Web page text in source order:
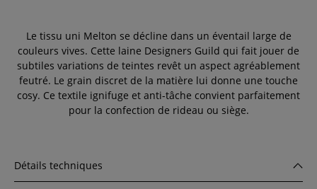
Le tissu uni Melton se décline dans un éventail large de
couleurs vives. Cette laine Designers Guild qui fait jouer de
subtiles variations de teintes revêt un aspect agréablement
feutré. Le grain discret de la matière lui donne une touche
cosy. Ce textile ignifuge et anti-tâche convient parfaitement
pour la confection de rideau ou siège.
Détails techniques